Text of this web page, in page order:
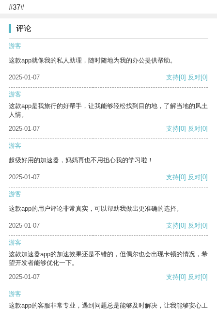
#37#
评论
游客
这款app就像我的私人助理，随时随地为我的办公提供帮助。
2025-01-07 支持[0] 反对[0]
游客
这款app是我旅行的好帮手，让我能够轻松找到目的地，了解当地的风土
人情。
2025-01-07
支持[0] 反对[0]
游客
超级好用的加速器，妈妈再也不用担心我的学习啦！
2025-01-07 支持[0] 反对[0]
游客
这款app的用户评论非常真实，可以帮助我做出更准确的选择。
2025-01-07 支持[0] 反对[0]
游客
这款加速器app的加速效果还是不错的，但偶尔也会出现卡顿的情况，希
望开发者能够优化一下。
2025-01-07
支持[0] 反对[0]
游客
这款app的客服非常专业，遇到问题总是能够及时解决，让我能够安心工